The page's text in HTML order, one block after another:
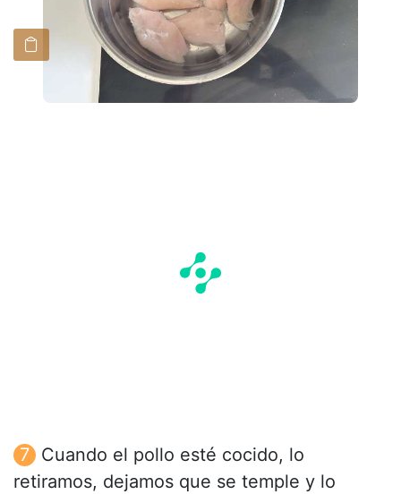
Cuando el pollo esté cocido, lo
retiramos, dejamos que se temple y lo